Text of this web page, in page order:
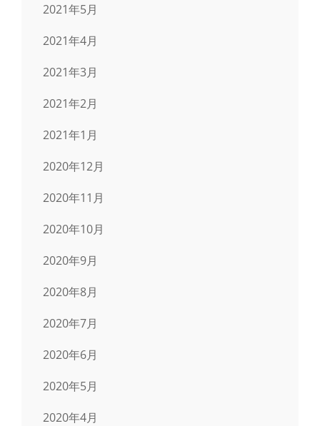
2021年5月
2021年4月
2021年3月
2021年2月
2021年1月
2020年12月
2020年11月
2020年10月
2020年9月
2020年8月
2020年7月
2020年6月
2020年5月
2020年4月